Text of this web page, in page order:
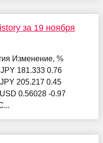
за 19 ноября
Изменение, %
181.333 0.76
205.217 0.45
0.56028 -0.97